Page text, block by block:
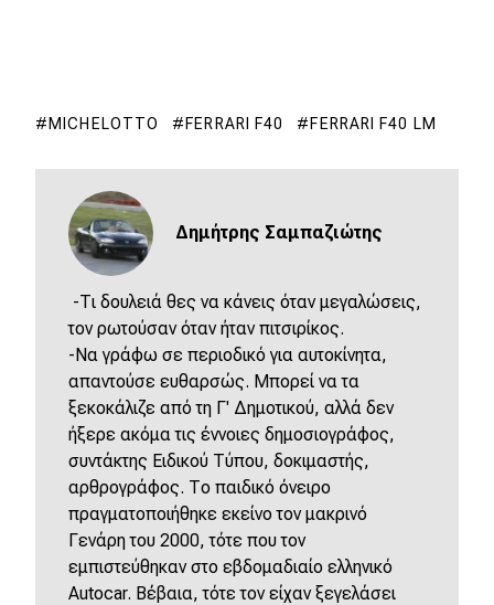
MICHELOTTO FERRARI F40 FERRARI F40 LM
Δημήτρης Σαμπαζιώτης
-Τι δουλειά θες να κάνεις όταν μεγαλώσεις,
τον ρωτούσαν όταν ήταν πιτσιρίκος.
-Να γράφω σε περιοδικό για αυτοκίνητα,
απαντούσε ευθαρσώς. Μπορεί να τα
ξεκοκάλιζε από τη Γ' Δημοτικού, αλλά δεν
ήξερε ακόμα τις έννοιες δημοσιογράφος,
συντάκτης Ειδικού Τύπου, δοκιμαστής,
αρθρογράφος. Το παιδικό όνειρο
πραγματοποιήθηκε εκείνο τον μακρινό
Γενάρη του 2000, τότε που τον
εμπιστεύθηκαν στο εβδομαδιαίο ελληνικό
Autocar. Βέβαια, τότε τον είχαν ξεγελάσει